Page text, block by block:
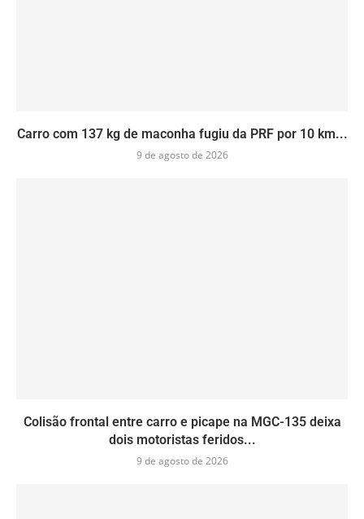
Carro com 137 kg de maconha fugiu da PRF por 10 km...
9 de agosto de 2026
Colisão frontal entre carro e picape na MGC-135 deixa
dois motoristas feridos...
9 de agosto de 2026